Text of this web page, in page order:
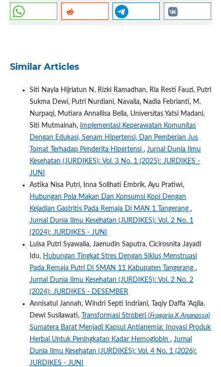
Similar Articles
Siti Nayla Hijriatun N, Rizki Ramadhan, Ria Resti Fauzi, Putri
Sukma Dewi, Putri Nurdiani, Navalia, Nadia Febrianti, M.
Nurpaqi, Mutiara Annallisa Bella, Universitas Yatsi Madani,
Siti Mutmainah,
Implementasi Keperawatan Komunitas
Dengan Edukasi, Senam Hipertensi, Dan Pemberian Jus
Tomat Terhadap Penderita Hipertensi , Jurnal Dunia Ilmu
Kesehatan (JURDIKES): Vol. 3 No. 1 (2025): JURDIKES -
JUNI
Astika Nisa Putri, Inna Solihati Embrik, Ayu Pratiwi,
Hubungan Pola Makan Dan Konsumsi Kopi Dengan
Kejadian Gastritis Pada Remaja Di MAN 1 Tangerang ,
Jurnal Dunia Ilmu Kesehatan (JURDIKES): Vol. 2 No. 1
(2024): JURDIKES - JUNI
Luisa Putri Syawalia, Jaenudin Saputra, Cicirosnita Jayadi
Idu, Hubungan Tingkat Stres Dengan Siklus Menstruasi
Pada Remaja Putri Di SMAN 11 Kabupaten Tangerang ,
Jurnal Dunia Ilmu Kesehatan (JURDIKES): Vol. 2 No. 2
(2024): JURDIKES - DESEMBER
Annisatul Jannah, Windri Septi Indriani, Taqiy Daffa 'Aqila,
Dewi Susilawati,
Transformasi Stroberi (Fragaria X Ananassa)
Sumatera Barat Menjadi Kapsul Antianemia: Inovasi Produk
Herbal Untuk Peningkatan Kadar Hemoglobin , Jurnal
Dunia Ilmu Kesehatan (JURDIKES): Vol. 4 No. 1 (2026):
JURDIKES - JUNI